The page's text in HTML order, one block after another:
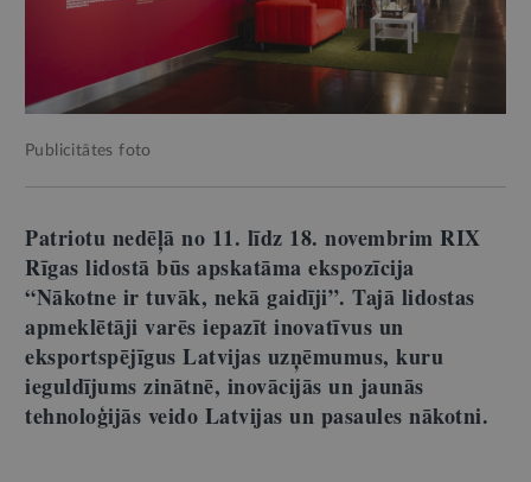
Publicitātes foto
Patriotu nedēļā no 11. līdz 18. novembrim RIX
Rīgas lidostā būs apskatāma ekspozīcija
“Nākotne ir tuvāk, nekā gaidīji”. Tajā lidostas
apmeklētāji varēs iepazīt inovatīvus un
eksportspējīgus Latvijas uzņēmumus, kuru
ieguldījums zinātnē, inovācijās un jaunās
tehnoloģijās veido Latvijas un pasaules nākotni.